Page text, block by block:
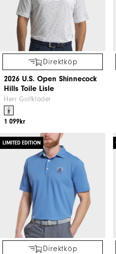
Direktköp
2026 U.S. Open Shinnecock
Hills Toile Lisle
Herr Golfkläder
1 099kr
LIMITED EDITION
Direktköp